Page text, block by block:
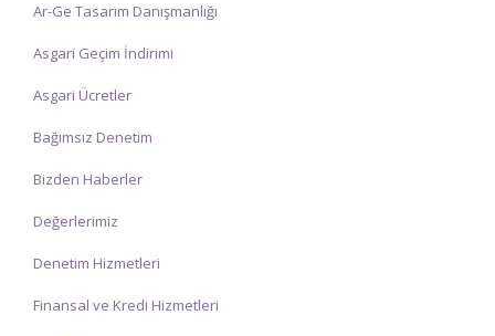
Ar-Ge Tasarım Danışmanlığı
Asgari Geçim İndirimi
Asgari Ücretler
Bağımsız Denetim
Bizden Haberler
Değerlerimiz
Denetim Hizmetleri
Finansal ve Kredi Hizmetleri